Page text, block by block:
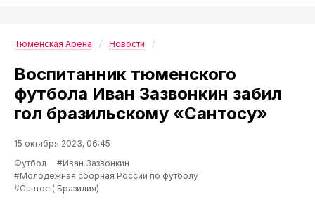
Тюменская Арена Новости
Воспитанник тюменского
футбола Иван Зазвонкин забил
гол бразильскому «Сантосу»
15 октября 2023, 06:45
Футбол
#Иван Зазвонкин
#Молодёжная сборная России по футболу
#Сантос ( Бразилия)